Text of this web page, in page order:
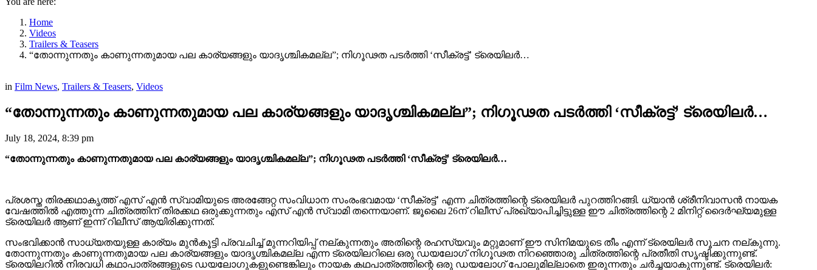
Home
Videos
Trailers & Teasers
“തോന്നുന്നതും കാണുന്നതുമായ പല കാര്യങ്ങളും യാദൃശ്ചികമല്ല”; നി​ഗൂഢത പടർത്തി ‘സീക്രട്ട്’ ട്രെയിലർ…
in Film News, Trailers & Teasers, Videos
“തോന്നുന്നതും കാണുന്നതുമായ പല കാര്യങ്ങളും യാദൃശ്ചികമല്ല”; നി​ഗൂഢത പടർത്തി ‘സീക്രട്ട്’ ട്രെയിലർ…
July 18, 2024, 8:39 pm
“തോന്നുന്നതും കാണുന്നതുമായ പല കാര്യങ്ങളും യാദൃശ്ചികമല്ല”; നി​ഗൂഢത പടർത്തി ‘സീക്രട്ട്’ ട്രെയിലർ…
പ്രശസ്ത തിരക്കഥാകൃത്ത് എസ് എൻ സ്വാമിയുടെ അരങ്ങേറ്റ സംവിധാന സംരംഭവമായ ‘സീക്രട്ട്’ എന്ന ചിത്രത്തിന്റെ ട്രെയിലർ പുറത്തിറങ്ങി. ധ്യാൻ ശ്രീനിവാസൻ നായക
വേഷത്തിൽ എത്തുന്ന ചിത്രത്തിന് തിരക്കഥ ഒരുക്കുന്നതും എസ് എൻ സ്വാമി തന്നെയാണ്. ജൂലൈ 26ന് റിലീസ് പ്രഖ്യാപിച്ചിട്ടുള്ള ഈ ചിത്രത്തിന്റെ 2 മിനിറ്റ് ദൈർഘ്യമുള്ള
ട്രെയിലർ ആണ് ഇന്ന് റിലീസ് ആയിരിക്കുന്നത്.
സംഭവിക്കാൻ സാധ്യതയുള്ള കാര്യം മുൻകൂട്ടി പ്രവചിച്ച് മുന്നറിയിപ്പ് നല്കുന്നതും അതിന്റെ രഹസ്യവും മറ്റുമാണ് ഈ സിനിമയുടെ തീം എന്ന് ട്രെയിലർ സൂചന നല്കുന്നു.
തോന്നുന്നതും കാണുന്നതുമായ പല കാര്യങ്ങളും യാദൃശ്ചികമല്ല എന്ന ട്രെയിലറിലെ ഒരു ഡയലോഗ് നി​ഗൂഢത നിറഞ്ഞൊരു ചിത്രത്തിന്റെ പ്രതീതി സൃഷ്ടിക്കുന്നുണ്ട്.
ട്രെയിലറിൽ നിരവധി കഥാപാത്രങ്ങളുടെ ഡയലോഗുകളുണ്ടെങ്കിലും നായക കഥപാത്രത്തിന്റെ ഒരു ഡയലോഗ് പോലുമില്ലാതെ ഇരുന്നതും ചർച്ചയാകുന്നുണ്ട്. ട്രെയിലർ: